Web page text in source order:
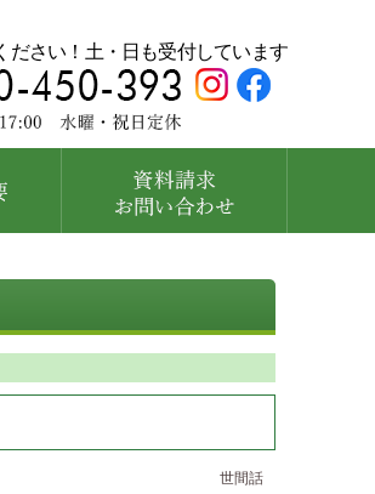
ださい！土・日も受付しています
世間話